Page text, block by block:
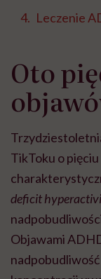
Leczenie
Oto
TikToku o
deficit
Objawami